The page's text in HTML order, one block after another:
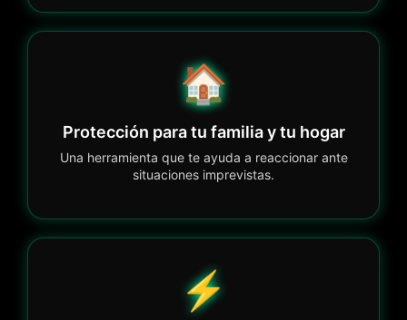
🏠
Protección para tu familia y tu hogar
Una herramienta que te ayuda a reaccionar ante
situaciones imprevistas.
⚡